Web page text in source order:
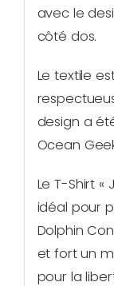
avec le
côté dos.
Le textile
design a
Ocean
Le T-Shirt «
idéal pour
Dolphin
et fort un
pour la